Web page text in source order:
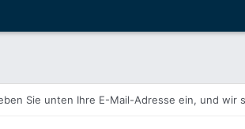
Sie unten Ihre E-Mail-Adresse ein, und